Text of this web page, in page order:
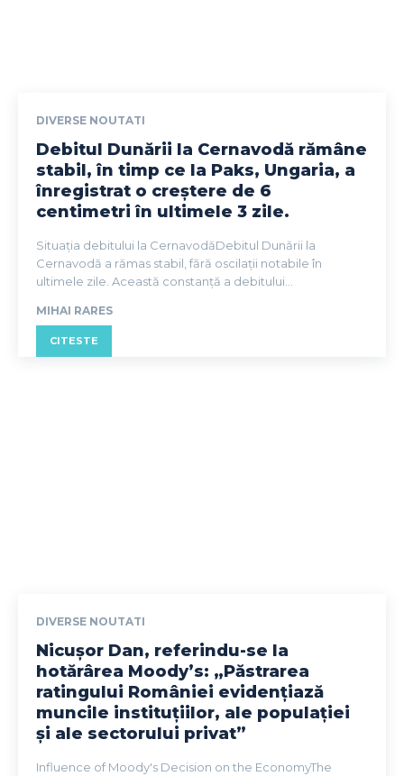
DIVERSE NOUTATI
Debitul Dunării la Cernavodă rămâne
stabil, în timp ce la Paks, Ungaria, a
înregistrat o creștere de 6
centimetri în ultimele 3 zile.
Situația debitului la CernavodăDebitul Dunării la
Cernavodă a rămas stabil, fără oscilații notabile în
ultimele zile. Această constanță a debitului...
MIHAI RARES
CITESTE
DIVERSE NOUTATI
Nicușor Dan, referindu-se la
hotărârea Moody’s: „Păstrarea
ratingului României evidențiază
muncile instituțiilor, ale populației
și ale sectorului privat”
Influence of Moody's Decision on the EconomyThe